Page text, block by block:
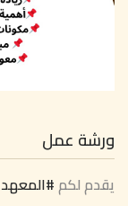
ورشة عمل
يقدم لكم